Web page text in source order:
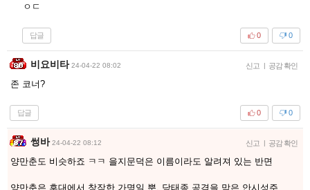
ㅇㄷ
답글 0
0
비요비타 24-04-22 08:02 신고 | 공감 확인
존 코너?
답글 0
0
썽바 24-04-22 08:12 신고 | 공감 확인
양만춘도 비슷하죠 ㅋㅋ 을지문덕은 이름이라도 알려져 있는 반면
양만춘은 후대에서 창작한 가명일 뿐, 당태종 공격을 막은 안시성주